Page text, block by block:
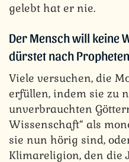
gelebt hat er nie.
Der Mensch will keine
dürstet nach Propheten
Viele versuchen, die
erfüllen, indem sie zu
unverbrauchten
Wissenschaft“ als
sie nun hörig sind,
Klimareligion, den die